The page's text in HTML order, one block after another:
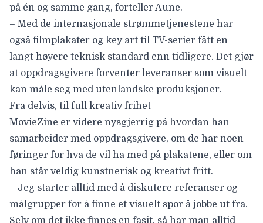
på én og samme gang, forteller Aune.
– Med de internasjonale strømmetjenestene har
også filmplakater og key art til TV-serier fått en
langt høyere teknisk standard enn tidligere. Det gjør
at oppdragsgivere forventer leveranser som visuelt
kan måle seg med utenlandske produksjoner.
Fra delvis, til full kreativ frihet
MovieZine er videre nysgjerrig på hvordan han
samarbeider med oppdragsgivere, om de har noen
føringer for hva de vil ha med på plakatene, eller om
han står veldig kunstnerisk og kreativt fritt.
– Jeg starter alltid med å diskutere referanser og
målgrupper for å finne et visuelt spor å jobbe ut fra.
Selv om det ikke finnes en fasit, så har man alltid